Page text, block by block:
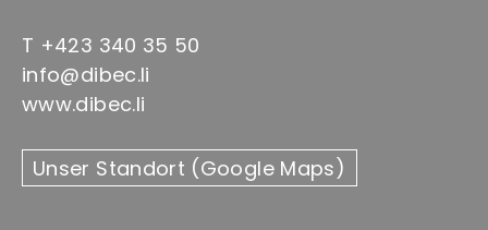
T +423 340 35 50
info@dibec.li
www.dibec.li
Unser Standort (Google Maps)